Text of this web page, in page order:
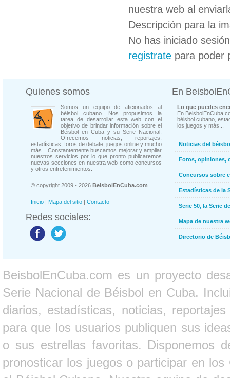
nuestra web al
Descripción para la
No has iniciado
registrate para poder
Quienes somos
Somos un equipo de aficionados al
béisbol cubano. Nos propusimos la
tarea de desarrollar esta web con el
objetivo de brindar información sobre el
Béisbol en Cuba y su Serie Nacional.
Ofrecemos noticias, reportajes,
estadísticas, foros de debate, juegos online y mucho
más... Constantemente buscamos mejorar y ampliar
nuestros servicios por lo que pronto publicaremos
nuevas secciones en nuestra web como concursos
y otros entretenimientos.
© copyright 2009 - 2026 BeisbolEnCuba.com
Inicio | Mapa del sitio | Contacto
Redes sociales:
En
Lo que puedes
En
béisbol cubano,
los juegos y más...
Noticias del
Foros, opiniones,
Concursos sobre
Estadísticas de la
Serie 50, la Serie
Mapa de nuestra
Directorio de
BeisbolEnCuba.com es un proyecto
Serie Nacional de Béisbol en Cuba.
diarios, estadísticas, noticias,
para que los usuarios publiquen sus
o sus estrellas favoritas. Disponemos
pronosticar los juegos o participar en